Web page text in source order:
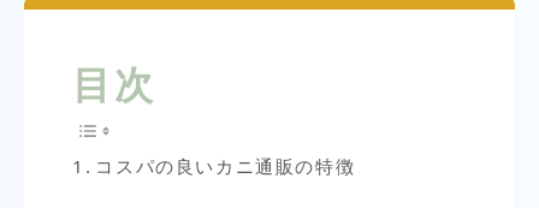
目次
コスパの良いカニ通販の特徴